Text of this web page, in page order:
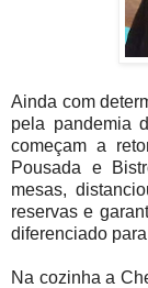
Ainda com
pela pandemia
começam a
Pousada e
mesas,
reservas e
diferenciado
Na cozinha a